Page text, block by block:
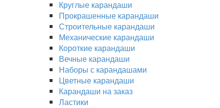
Круглые карандаши
Прокрашенные карандаши
Строительные карандаши
Механические карандаши
Короткие карандаши
Вечные карандаши
Наборы с карандашами
Цветные карандаши
Карандаши на заказ
Ластики